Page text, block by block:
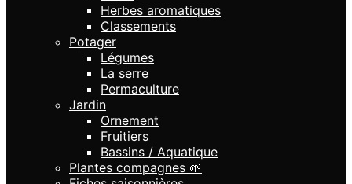
Herbes aromatiques
Classements
Potager
Légumes
La serre
Permaculture
Jardin
Ornement
Fruitiers
Bassins / Aquatique
Plantes compagnes 🌱